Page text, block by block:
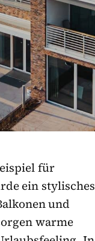
für
ein stylisches
und
warme